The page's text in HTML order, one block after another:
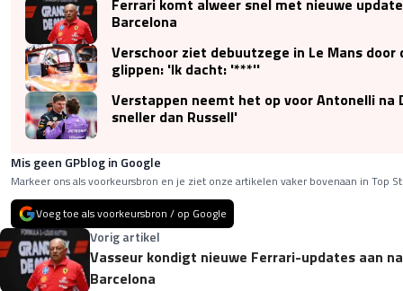
Barcelona
Verschoor ziet debuutzege in Le Mans door
glippen: 'Ik dacht: '***''
Verstappen neemt het op voor Antonelli na
sneller dan Russell'
Mis geen GPblog in Google
Markeer ons als voorkeursbron en je ziet onze artikelen vaker bovenaan in Top
Voeg toe als voorkeursbron / op Google
Vorig artikel
Vasseur kondigt nieuwe Ferrari-updates aan
Barcelona